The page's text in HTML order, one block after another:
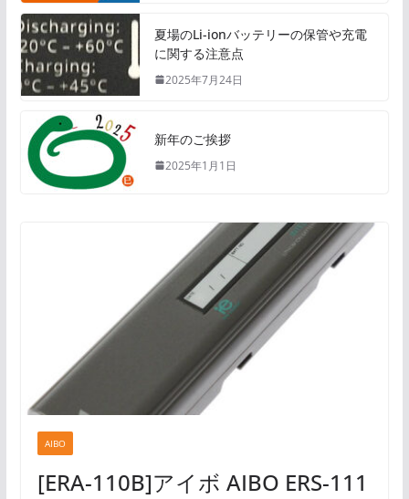
夏場のLi-ionバッテリーの保管や充電
に関する注意点
2025年7月24日
新年のご挨拶
2025年1月1日
AIBO
[ERA-110B]アイボ AIBO ERS-111